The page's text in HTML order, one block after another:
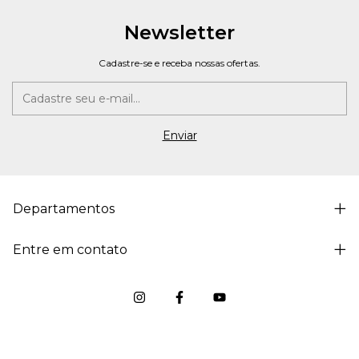
Newsletter
Cadastre-se e receba nossas ofertas.
Departamentos
Entre em contato